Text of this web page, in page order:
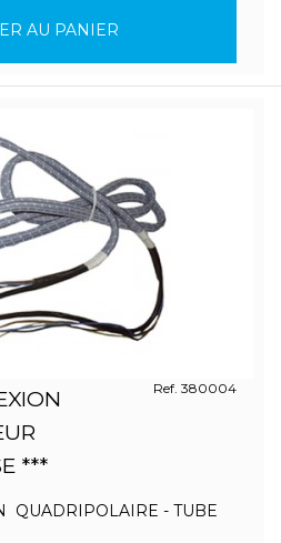
AU PANIER
***
Ref. 380004
QUADRIPOLAIRE - TUBE